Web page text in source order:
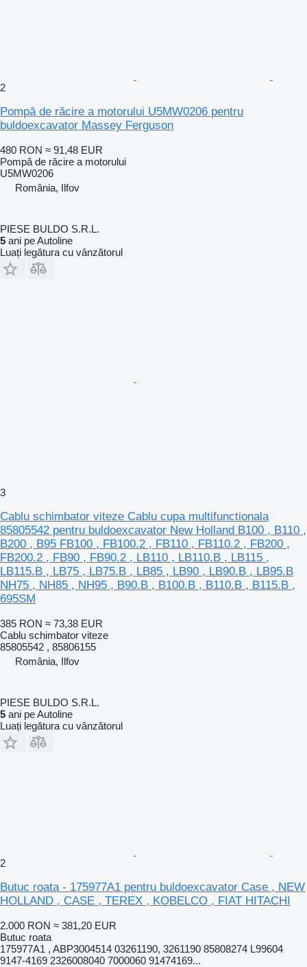
2
Pompă de răcire a motorului U5MW0206 pentru
buldoexcavator Massey Ferguson
480 RON ≈ 91,48 EUR
Pompă de răcire a motorului
U5MW0206
România, Ilfov
PIESE BULDO S.R.L.
5 ani pe Autoline
Luați legătura cu vânzătorul
3
Cablu schimbator viteze Cablu cupa multifunctionala
85805542 pentru buldoexcavator New Holland B100 , B110 ,
B200 , B95 FB100 , FB100.2 , FB110 , FB110.2 , FB200 ,
FB200.2 , FB90 , FB90.2 , LB110 , LB110.B , LB115 ,
LB115.B , LB75 , LB75.B , LB85 , LB90 , LB90.B , LB95.B
NH75 , NH85 , NH95 , B90.B , B100.B , B110.B , B115.B ,
695SM
385 RON ≈ 73,38 EUR
Cablu schimbator viteze
85805542 , 85806155
România, Ilfov
PIESE BULDO S.R.L.
5 ani pe Autoline
Luați legătura cu vânzătorul
2
Butuc roata - 175977A1 pentru buldoexcavator Case , NEW
HOLLAND , CASE , TEREX , KOBELCO , FIAT HITACHI
2.000 RON ≈ 381,20 EUR
Butuc roata
175977A1 , ABP3004514 03261190, 3261190 85808274 L99604
9147-4169 2326008040 7000060 91474169...